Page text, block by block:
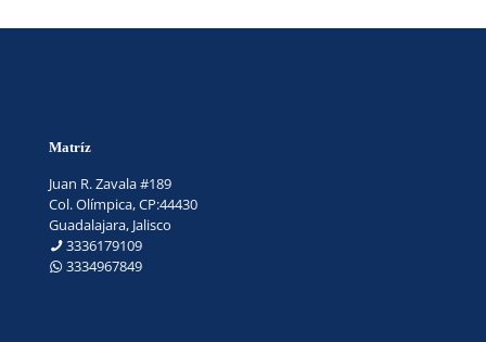
Matríz
Juan R. Zavala #189
Col. Olímpica, CP:44430
Guadalajara, Jalisco
3336179109
3334967849